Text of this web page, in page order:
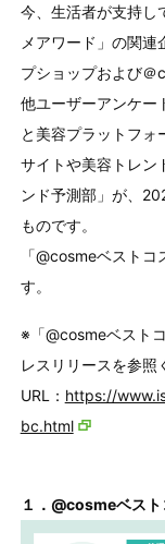
今、生活者が支持し
メアワード」の関
プショップおよび＠
他ユーザーアンケー
と美容プラットフォ
サイトや美容トレン
ンド予測部」が、
ものです。
「@cosmeベスト
す。
※「@cosmeベスト
レスリリースを参照
URL
： https://
bc.html
１． @cosmeベスト